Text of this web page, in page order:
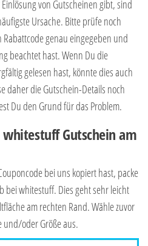
von Gutscheinen gibt, sind
Ursache. Bitte prüfe noch
genau eingegeben und
beachtet hast. Wenn Du die
gelesen hast, könnte dies auch
daher die Gutschein-Details noch
Du den Grund für das Problem.
Gutschein am
bei uns kopiert hast, packe
bei whitestuff. Dies geht sehr leicht
am rechten Rand. Wähle zuvor
oder Größe aus.